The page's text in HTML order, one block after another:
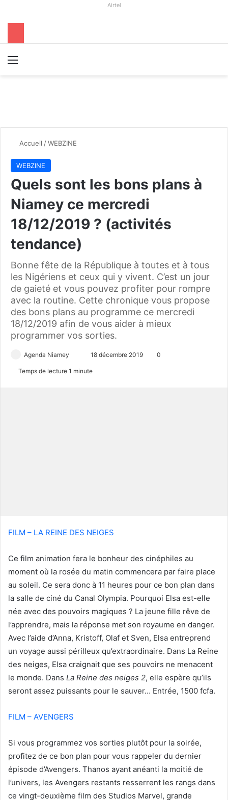
Airtel
Accueil /WEBZINE
WEBZINE
Quels sont les bons plans à
Niamey ce mercredi
18/12/2019 ? (activités
tendance)
Bonne fête de la République à toutes et à tous
les Nigériens et ceux qui y vivent. C’est un jour
de gaieté et vous pouvez profiter pour rompre
avec la routine. Cette chronique vous propose
des bons plans au programme ce mercredi
18/12/2019 afin de vous aider à mieux
programmer vos sorties.
Agenda Niamey
n
18 décembre 2019 0
Temps de lecture 1 minute
FILM – LA REINE DES NEIGES
Ce film animation fera le bonheur des cinéphiles au
moment où la rosée du matin commencera par faire place
au soleil. Ce sera donc à 11 heures pour ce bon plan dans
la salle de ciné du Canal Olympia. Pourquoi Elsa est-elle
née avec des pouvoirs magiques ? La jeune fille rêve de
l’apprendre, mais la réponse met son royaume en danger.
Avec l’aide d’Anna, Kristoff, Olaf et Sven, Elsa entreprend
un voyage aussi périlleux qu’extraordinaire. Dans La Reine
des neiges, Elsa craignait que ses pouvoirs ne menacent
le monde. Dans La Reine des neiges 2, elle espère qu’ils
seront assez puissants pour le sauver… Entrée, 1500 fcfa.
FILM – AVENGERS
Si vous programmez vos sorties plutôt pour la soirée,
profitez de ce bon plan pour vous rappeler du dernier
épisode d’Avengers. Thanos ayant anéanti la moitié de
l’univers, les Avengers restants resserrent les rangs dans
ce vingt-deuxième film des Studios Marvel, grande